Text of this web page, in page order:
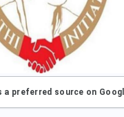
a preferred source on